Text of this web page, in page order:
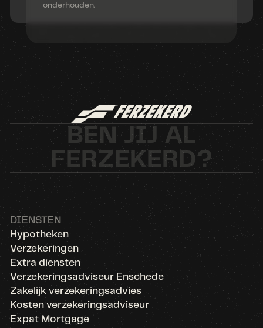
onderhouden.
BEN JIJ AL
FERZEKERD?
DIENSTEN
Hypotheken
Verzekeringen
Extra diensten
Verzekeringsadviseur Enschede
Zakelijk verzekeringsadvies
Kosten verzekeringsadviseur
Expat Mortgage